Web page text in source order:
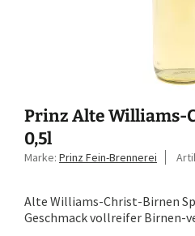
Prinz Alte Williams-
0,5l
Marke: Prinz Fein-Brennerei
Alte Williams-Christ-Birnen
Geschmack vollreifer Birnen-